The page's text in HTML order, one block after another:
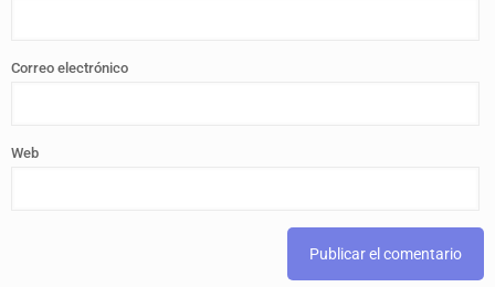
Correo electrónico
Web